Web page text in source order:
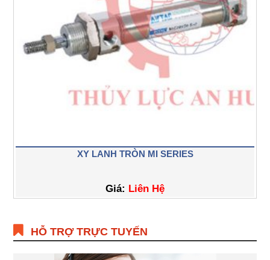
XY LANH TRÒN MI SERIES
Giá: Liên Hệ
HỖ TRỢ TRỰC TUYẾN